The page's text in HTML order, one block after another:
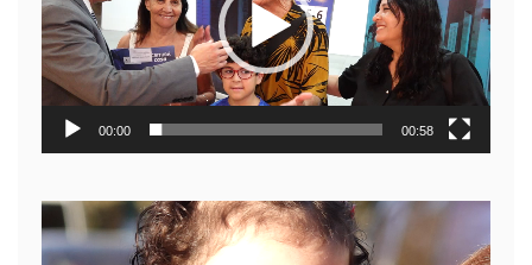
00:00 00:58
Reproductor
de